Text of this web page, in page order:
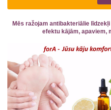
Mēs ražojam antibakteriālie
efektu kājām, apaviem,